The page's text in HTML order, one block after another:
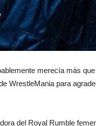
merecía más
WrestleMania para
del Royal Rumble